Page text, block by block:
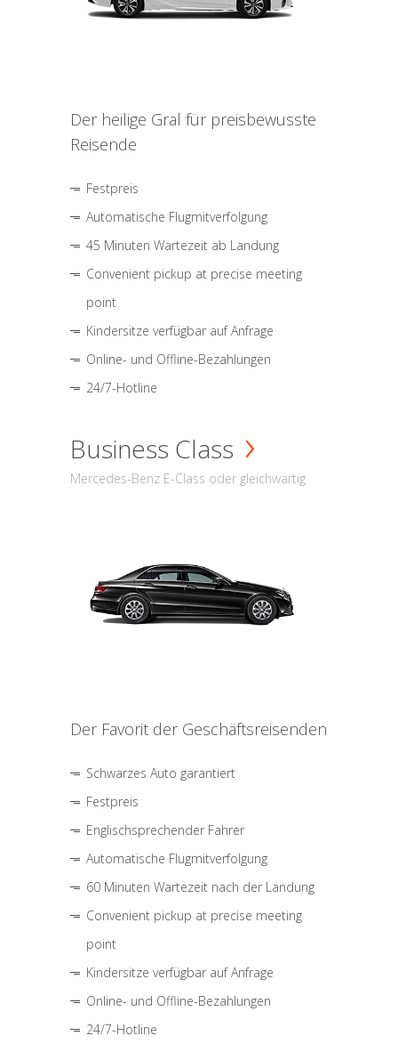
Der heilige Gral für preisbewusste
Reisende
Festpreis
Automatische Flugmitverfolgung
45 Minuten Wartezeit ab Landung
Convenient pickup at precise meeting
point
Kindersitze verfügbar auf Anfrage
Online- und Offline-Bezahlungen
24/7-Hotline
Business Class
Mercedes-Benz E-Class oder gleichwärtig
Der Favorit der Geschäftsreisenden
Schwarzes Auto garantiert
Festpreis
Englischsprechender Fahrer
Automatische Flugmitverfolgung
60 Minuten Wartezeit nach der Landung
Convenient pickup at precise meeting
point
Kindersitze verfügbar auf Anfrage
Online- und Offline-Bezahlungen
24/7-Hotline